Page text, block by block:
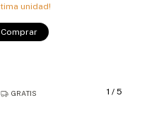
unidad!
Comprar
1 / 5
GRATIS